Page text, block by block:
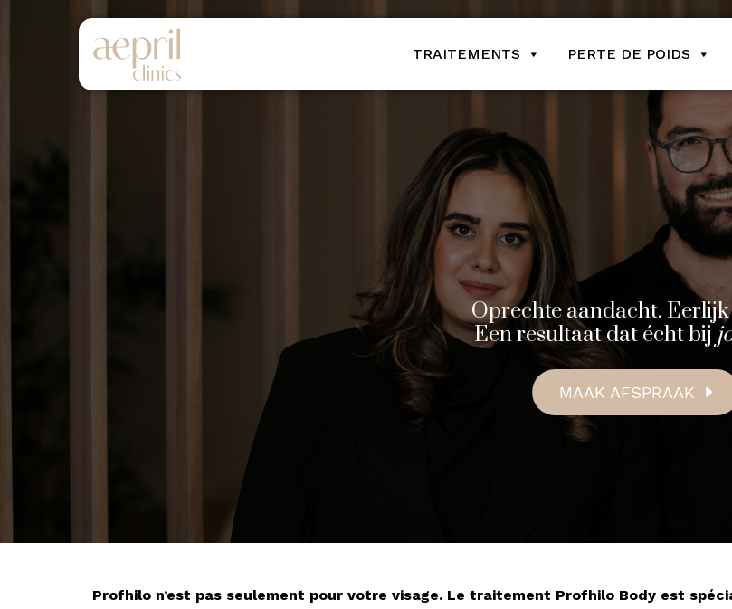
TRAITEMENTS PERTE DE POIDS
Oprechte aandacht. Eerlijk
Een resultaat dat écht bij
MAAK AFSPRAAK
Profhilo n’est pas seulement pour votre visage. Le traitement Profhilo Body est